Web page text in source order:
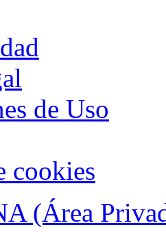
de Uso
cookies
(Área